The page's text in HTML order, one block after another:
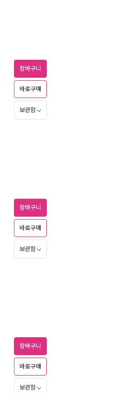
장바구니
바로구매
보관함
장바구니
바로구매
보관함
장바구니
바로구매
보관함